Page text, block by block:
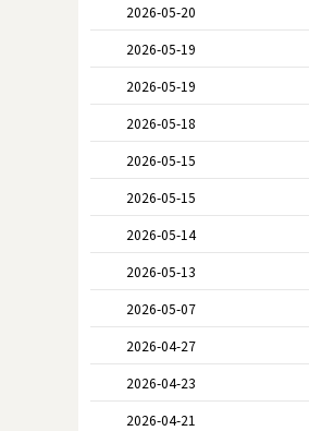
2026-05-20
2026-05-19
2026-05-19
2026-05-18
2026-05-15
2026-05-15
2026-05-14
2026-05-13
2026-05-07
2026-04-27
2026-04-23
2026-04-21